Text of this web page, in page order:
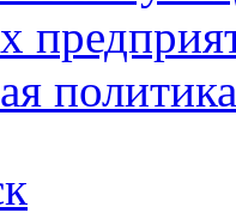
политика